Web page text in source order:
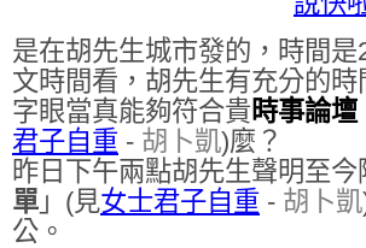
是在胡先生城市發的，時間
文時間看，胡先生有充分的
字眼當真能夠符合貴時事論壇
君子自重 - 胡卜凱)麼？
昨日下午兩點胡先生聲明至
單 」(見女士君子自重 - 胡卜凱
公。